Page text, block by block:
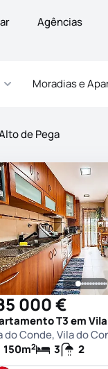
Agências
Moradias e
de Pega
000 €
do Conde, Vila do
150m2 3
2